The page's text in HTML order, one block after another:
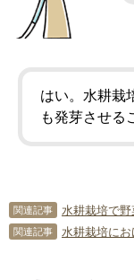
はい。水耕栽
も発芽させる
関連記事 水耕栽培で
関連記事